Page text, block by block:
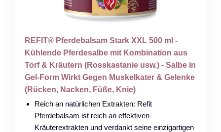
REFIT® Pferdebalsam Stark XXL 500 ml -
Kühlende Pferdesalbe mit Kombination aus
Torf & Kräutern (Rosskastanie usw.) - Salbe in
Gel-Form Wirkt Gegen Muskelkater & Gelenke
(Rücken, Nacken, Füße, Knie)
Reich an natürlichen Extrakten: Refit
Pferdebalsam ist reich an effektiven
Kräuterextrakten und verdankt seine einzigartigen